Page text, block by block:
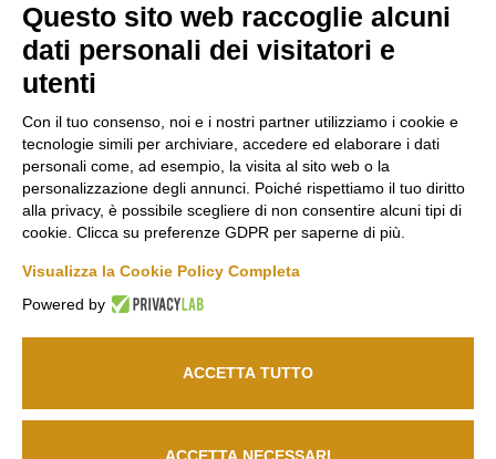
Marco
Felluga
Via Gorizia, 121
34072 Gradisca
d’Isonzo (GO)
T.+39 048199164
info@marcofelluga.it
rp@marcofelluga.it
Change Cookie
Russiz
Superiore
34070 Capriva del
Friuli (GO)
Ufficio T.+39 335
708 0590
Relais T. +39 331
663 6919
Area
Legale
Condizioni
Privacy Policy
Codice Etico
Cookie policy
Seguici
Questo sito web raccoglie alcuni
dati personali dei visitatori e
utenti
Con il tuo consenso, noi e i nostri partner utilizziamo i cookie e
tecnologie simili per archiviare, accedere ed elaborare i dati
personali come, ad esempio, la visita al sito web o la
personalizzazione degli annunci. Poiché rispettiamo il tuo diritto
alla privacy, è possibile scegliere di non consentire alcuni tipi di
cookie. Clicca su preferenze GDPR per saperne di più.
Visualizza la Cookie Policy Completa
Powered by
ACCETTA TUTTO